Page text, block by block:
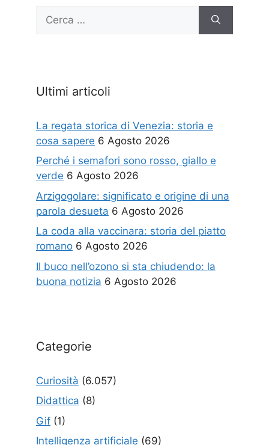
per:
Ultimi articoli
La regata storica di Venezia: storia e
cosa sapere 6 Agosto 2026
Perché i semafori sono rosso, giallo e
verde 6 Agosto 2026
Arzigogolare: significato e origine di una
parola desueta 6 Agosto 2026
La coda alla vaccinara: storia del piatto
romano 6 Agosto 2026
Il buco nell’ozono si sta chiudendo: la
buona notizia 6 Agosto 2026
Categorie
Curiosità (6.057)
Didattica (8)
Gif (1)
Intelligenza artificiale (69)